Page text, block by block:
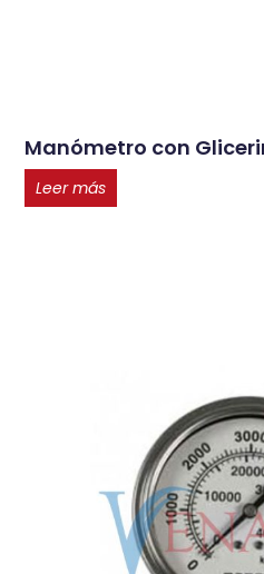
Manómetro con
Leer más